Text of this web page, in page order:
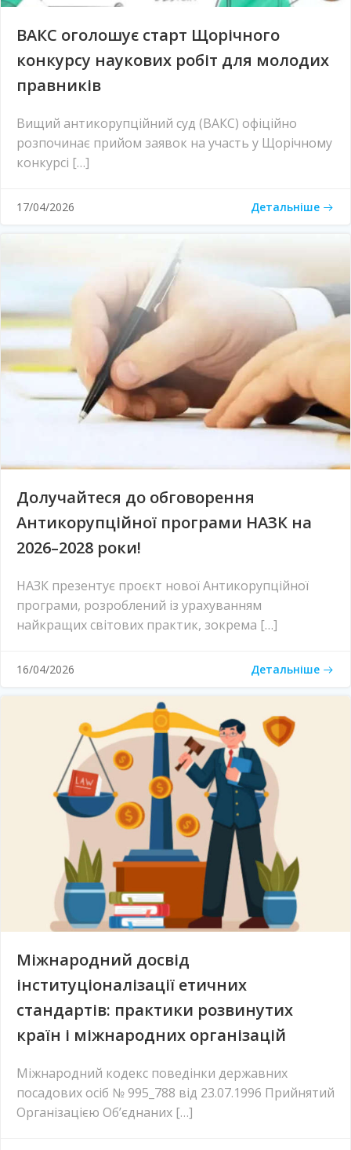
ВАКС оголошує старт Щорічного
конкурсу наукових робіт для молодих
правників
Вищий антикорупційний суд (ВАКС) офіційно
розпочинає прийом заявок на участь у Щорічному
конкурсі […]
17/04/2026 Детальніше
Долучайтеся до обговорення
Антикорупційної програми НАЗК на
2026–2028 роки!
НАЗК презентує проєкт нової Антикорупційної
програми, розроблений із урахуванням
найкращих світових практик, зокрема […]
16/04/2026 Детальніше
Міжнародний досвід
інституціоналізації етичних
стандартів: практики розвинутих
країн і міжнародних організацій
Міжнародний кодекс поведінки державних
посадових осіб № 995_788 від 23.07.1996 Прийнятий
Організацією Об’єднаних […]